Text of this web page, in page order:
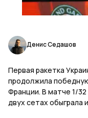
Денис Седашов
Первая ракетка
продолжила
Франции. В матче 1/32
двух сетах обыграла